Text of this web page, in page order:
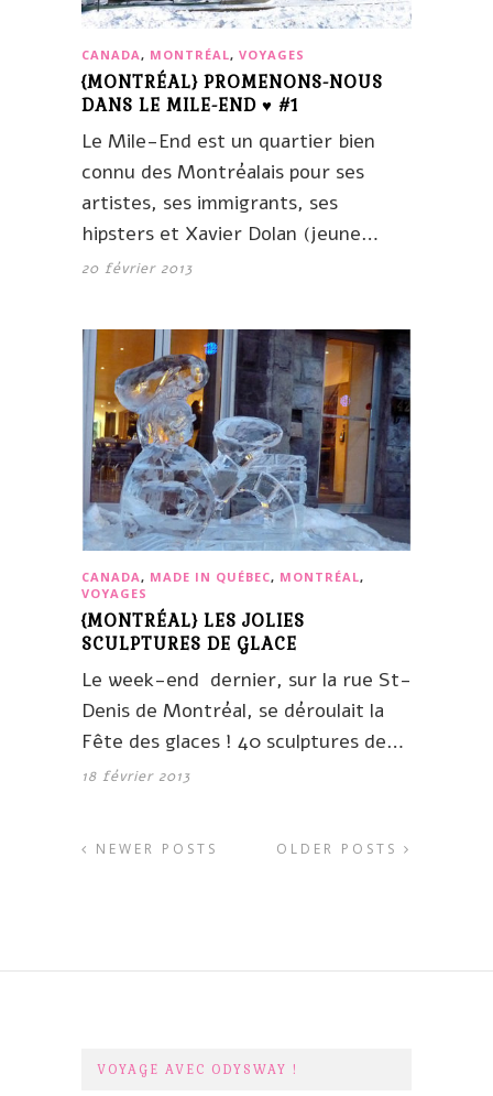
CANADA, MONTRÉAL, VOYAGES
{MONTRÉAL} PROMENONS-NOUS
DANS LE MILE-END ♥ #1
Le Mile-End est un quartier bien
connu des Montréalais pour ses
artistes, ses immigrants, ses
hipsters et Xavier Dolan (jeune…
20 février 2013
CANADA, MADE IN QUÉBEC, MONTRÉAL,
VOYAGES
{MONTRÉAL} LES JOLIES
SCULPTURES DE GLACE
Le week-end dernier, sur la rue St-
Denis de Montréal, se déroulait la
Fête des glaces ! 40 sculptures de…
18 février 2013
OLDER POSTS
NEWER POSTS
VOYAGE AVEC ODYSWAY !